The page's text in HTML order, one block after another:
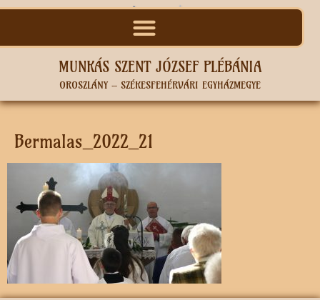
MUNKÁS SZENT JÓZSEF PLÉBÁNIA
OROSZLÁNY – SZÉKESFEHÉRVÁRI EGYHÁZMEGYE
Bermalas_2022_21